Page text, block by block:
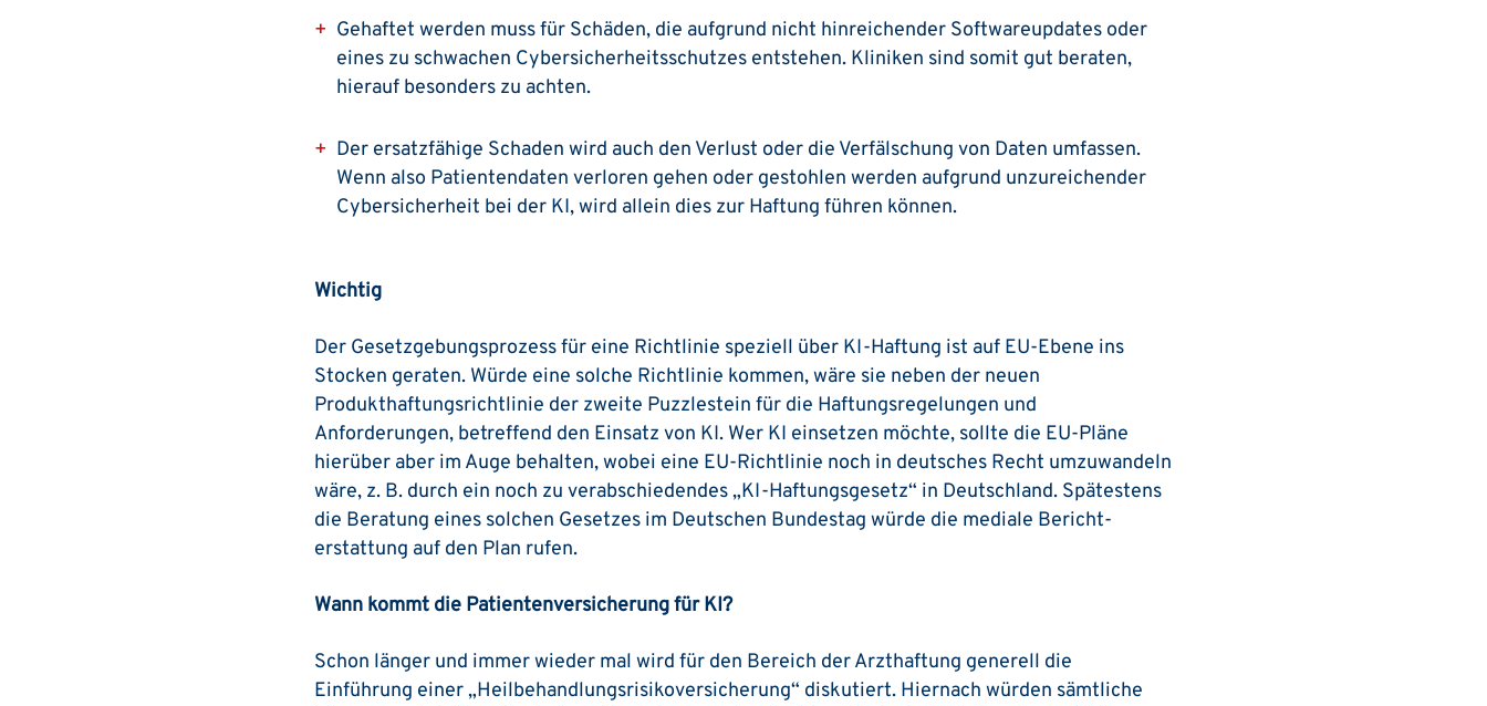
Gehaftet werden muss für Schäden, die aufgrund nicht hinreichender Softwareupdates oder
eines zu schwachen Cybersicherheitsschutzes entstehen. ­Kliniken sind somit gut beraten,
hierauf besonders zu achten.
Der ersatzfähige Schaden wird auch den Verlust oder die Verfälschung von Daten umfassen.
Wenn also Patientendaten verloren gehen oder gestohlen werden aufgrund unzureichender
Cybersicherheit bei der KI, wird allein dies zur Haftung führen können.
Wichtig
Der Gesetzgebungsprozess für eine Richtlinie speziell über KI-Haftung ist auf EU-Ebene ins
Stocken geraten. Würde eine solche Richtlinie kommen, wäre sie neben der neuen
Produkthaftungsrichtlinie der zweite Puzzlestein für die ­Haftungsregelungen und
Anforderungen, betreffend den Einsatz von KI. Wer KI einsetzen möchte, sollte die EU-Pläne
hierüber aber im Auge behalten, wobei eine EU-Richtlinie noch in deutsches Recht umzuwandeln
wäre, z. B. durch ein noch zu verabschiedendes „KI-Haftungsgesetz“ in Deutschland. Spätestens
die Beratung eines solchen Gesetzes im Deutschen Bundestag würde die mediale Bericht­
erstattung auf den Plan rufen.
Wann kommt die Patientenversicherung für KI?
Schon länger und immer wieder mal wird für den Bereich der Arzthaftung generell die
Einführung einer „Heilbehandlungsrisikoversicherung“ diskutiert. Hiernach würden sämtliche